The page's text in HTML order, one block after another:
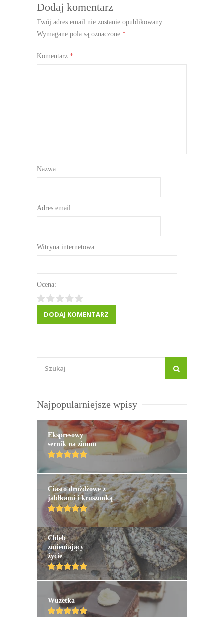
Dodaj komentarz
Twój adres email nie zostanie opublikowany.
Wymagane pola są oznaczone *
Komentarz *
Nazwa
Adres email
Witryna internetowa
Ocena:
Najpopularniejsze wpisy
Ekspresowy
sernik na zimno
Ciasto drożdżowe z
jabłkami i kruszonką
Chleb
zmieniający
życie
Wuzetka